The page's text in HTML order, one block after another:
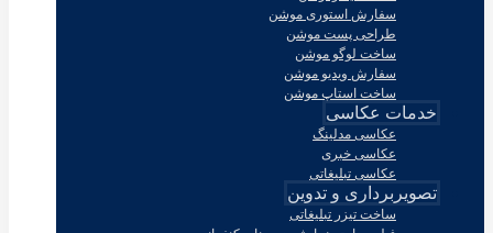
سفارش استوری موشن
طراحی پست موشن
ساخت لوگو موشن
سفارش ویدیو موشن
ساخت استاپ موشن
خدمات عکاسی
عکاسی مدلینگ
عکاسی خبری
عکاسی تبلیغاتی
تصویربرداری و تدوین
ساخت تیزر تبلیغاتی